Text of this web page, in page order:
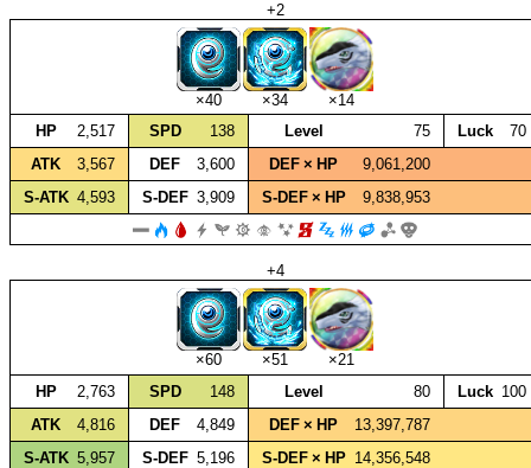
+2
×40 ×34
×14
HP
2,517 SPD 138 Level 75 Luck
70
ATK
3,567 DEF 3,600 DEF × HP
9,061,200
S‑ATK 4,593 S‑DEF 3,909 S‑DEF × HP 9,838,953
+4
×60 ×51
×21
HP
2,763 SPD 148 Level 80 Luck 100
ATK
4,816 DEF 4,849 DEF × HP
13,397,787
S‑ATK 5,957 S‑DEF 5,196 S‑DEF × HP 14,356,548